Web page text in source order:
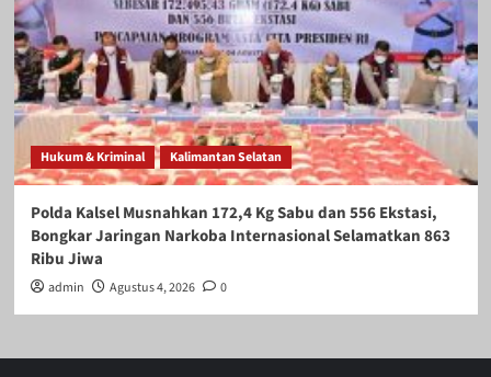
Hukum & Kriminal Kalimantan Selatan
Polda Kalsel Musnahkan 172,4 Kg Sabu dan 556 Ekstasi,
Bongkar Jaringan Narkoba Internasional Selamatkan 863
Ribu Jiwa
admin Agustus 4, 2026 0